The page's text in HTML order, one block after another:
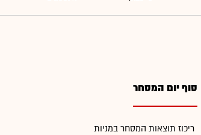
סוף יום המסחר
ריכוז תוצאות המסחר במניות